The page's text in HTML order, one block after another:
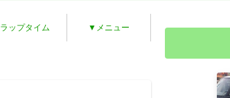
ラップタイム ▼メニュー